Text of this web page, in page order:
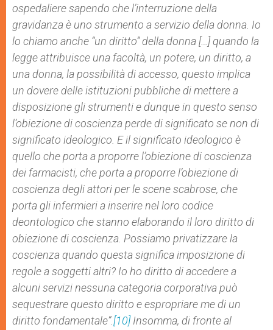
ospedaliere sapendo che l’interruzione della
gravidanza è uno strumento a servizio della donna. Io
lo chiamo anche “un diritto” della donna […] quando la
legge attribuisce una facoltà, un potere, un diritto, a
una donna, la possibilità di accesso, questo implica
un dovere delle istituzioni pubbliche di mettere a
disposizione gli strumenti e dunque in questo senso
l’obiezione di coscienza perde di significato se non di
significato ideologico. E il significato ideologico è
quello che porta a proporre l’obiezione di coscienza
dei farmacisti, che porta a proporre l’obiezione di
coscienza degli attori per le scene scabrose, che
porta gli infermieri a inserire nel loro codice
deontologico che stanno elaborando il loro diritto di
obiezione di coscienza. Possiamo privatizzare la
coscienza quando questa significa imposizione di
regole a soggetti altri? Io ho diritto di accedere a
alcuni servizi nessuna categoria corporativa può
sequestrare questo diritto e espropriare me di un
diritto fondamentale”.[10] Insomma, di fronte al